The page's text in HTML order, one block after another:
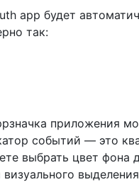
app будет
так:
приложения
событий — это
выбрать цвет фона